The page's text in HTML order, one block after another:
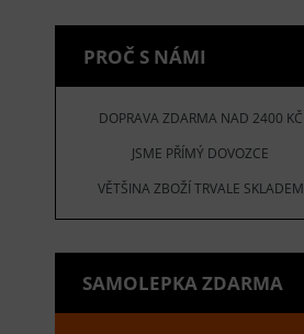
PROČ S NÁMI
DOPRAVA ZDARMA NAD 2400 KČ
JSME PŘÍMÝ DOVOZCE
VĚTŠINA ZBOŽÍ TRVALE SKLADEM
SAMOLEPKA ZDARMA